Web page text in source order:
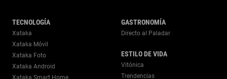
TECNOLOGÍA
Xataka
Xataka Móvil
Xataka Foto
Xataka Android
Xataka Smart Home
GASTRONOMÍA
Directo al Paladar
ESTILO DE VIDA
Vitónica
Trendencias